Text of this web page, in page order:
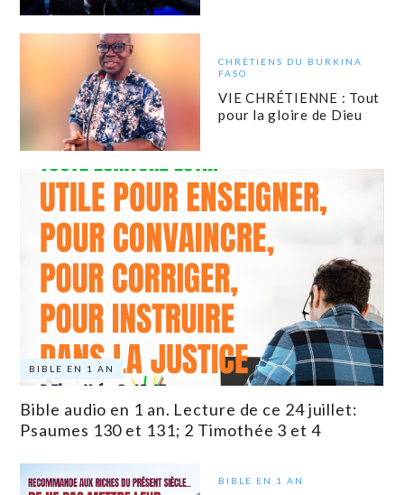
CHRÉTIENS DU BURKINA
FASO
VIE CHRÉTIENNE : Tout
pour la gloire de Dieu
BIBLE EN 1 AN
Bible audio en 1 an. Lecture de ce 24 juillet:
Psaumes 130 et 131; 2 Timothée 3 et 4
BIBLE EN 1 AN